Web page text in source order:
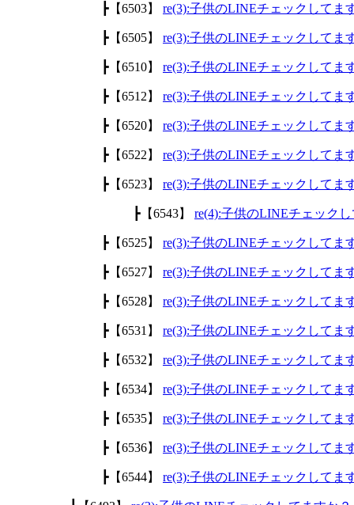
┣【6503】 re(3):子供のLINEチェックしてま
┣【6505】 re(3):子供のLINEチェックしてま
┣【6510】 re(3):子供のLINEチェックしてま
┣【6512】 re(3):子供のLINEチェックしてま
┣【6520】 re(3):子供のLINEチェックしてま
┣【6522】 re(3):子供のLINEチェックしてま
┣【6523】 re(3):子供のLINEチェックしてま
┣【6543】 re(4):子供のLINEチェック
┣【6525】 re(3):子供のLINEチェックしてま
┣【6527】 re(3):子供のLINEチェックしてま
┣【6528】 re(3):子供のLINEチェックしてま
┣【6531】 re(3):子供のLINEチェックしてま
┣【6532】 re(3):子供のLINEチェックしてま
┣【6534】 re(3):子供のLINEチェックしてま
┣【6535】 re(3):子供のLINEチェックしてま
┣【6536】 re(3):子供のLINEチェックしてま
┣【6544】 re(3):子供のLINEチェックしてま